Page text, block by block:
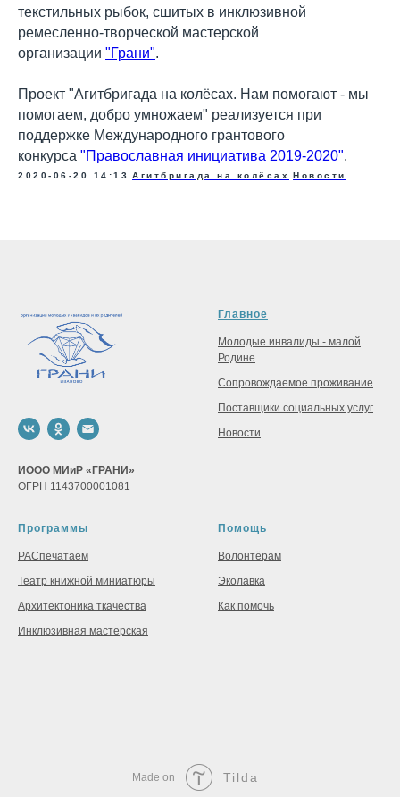
текстильных рыбок, сшитых в инклюзивной
ремесленно-творческой мастерской
организации "Грани".
Проект "Агитбригада на колёсах. Нам помогают - мы
помогаем, добро умножаем" реализуется при
поддержке Международного грантового
конкурса "Православная инициатива 2019-2020".
2020-06-20 14:13 Агитбригада на колёсах Новости
ИООО МИиР «ГРАНИ»
ОГРН 1143700001081
Главное
Молодые инвалиды - малой
Родине
Сопровождаемое проживание
Поставщики социальных услуг
Новости
Программы
РАСпечатаем
Театр книжной миниатюры
Архитектоника ткачества
Инклюзивная мастерская
Помощь
Волонтёрам
Эколавка
Как помочь
Made on Tilda